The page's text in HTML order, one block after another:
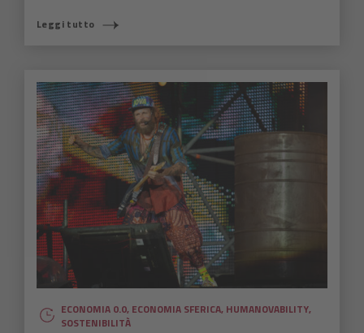
Leggi tutto
ECONOMIA 0.0, ECONOMIA SFERICA, HUMANOVABILITY,
SOSTENIBILITÀ